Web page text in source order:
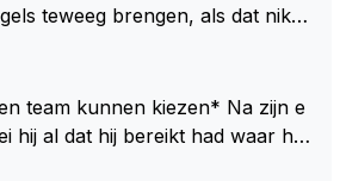
teweeg brengen, als dat niks
kan dan zelf bepalen aan welk
en is ook vaker thuis. Hij zit dan
contract, wat wel het geval i
kunnen kiezen* Na zijn e